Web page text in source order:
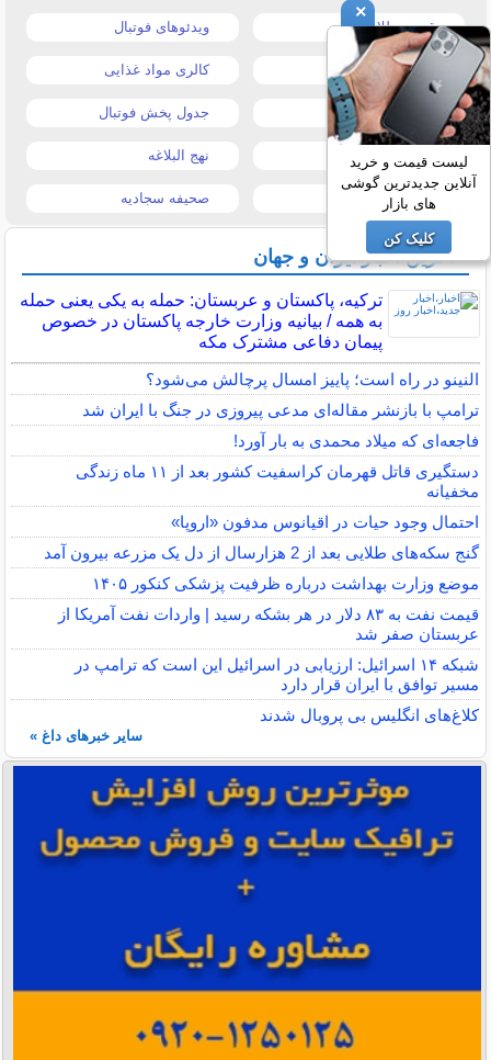
قیمت طلا و سکه ویدئوهای فوتبال
قیمت دلار کالری مواد غذایی
قیمت موبایل جدول پخش فوتبال
قیمت تبلت نهج البلاغه
تیتر روزنامه ها صحیفه سجادیه
آخرین اخبار ایران و جهان
ترکیه، پاکستان و عربستان: حمله به یکی یعنی حمله
به همه / بیانیه وزارت خارجه پاکستان در خصوص
پیمان دفاعی مشترک مکه
النینو در راه است؛ پاییز امسال پرچالش می‌شود؟
ترامپ با بازنشر مقاله‌ای مدعی پیروزی در جنگ با ایران شد
فاجعه‌ای که میلاد محمدی به بار آورد!
دستگیری قاتل قهرمان کراسفیت کشور بعد از ۱۱ ماه زندگی
مخفیانه
احتمال وجود حیات در اقیانوس مدفون «اروپا»
گنج سکه‌های طلایی بعد از 2 هزارسال از دل یک مزرعه بیرون آمد
موضع وزارت بهداشت درباره ظرفیت پزشکی کنکور ۱۴۰۵
قیمت نفت به ۸۳ دلار در هر بشکه رسید | واردات نفت آمریکا از
عربستان صفر شد
شبکه ۱۴ اسرائیل: ارزیابی در اسرائیل این است که ترامپ در
مسیر توافق با ایران قرار دارد
کلاغ‌های انگلیس بی پروبال شدند
سایر خبرهای داغ »
×
لیست قیمت و خرید
آنلاین جدیدترین گوشی
های بازار
کلیک کن